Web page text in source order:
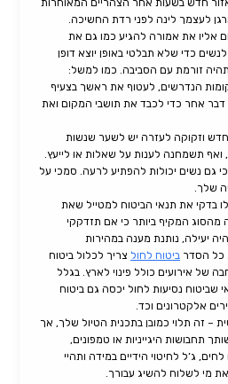
חדש בשעות אחר הצהריים המאוחרות
לעצמך לינה לפני רדת החשיכה.
אליו את אמורה להגיע כמו גם את
כדי שלא תבלטי באופן יוצא דופן
זורמת עם הסביבה. כמו למשל:
הנדרשים, לעטוף את ראשך בצעיף
דבר אחר כדי לכבד את תושבי המקום ואת
וזקוקה לעזרה יש לשער שנשות
ואף תשמחנה לענות על שאלות או לייעץ.
גם נשים יכולות להפתיע לרעה. סמכי על
שלך.
בדקי את תנאי הביטוח למטייל שאת
מהסוג המקיף ביותר כי אם תזדקקי
יעילה, נותנת מענה במהירות
כל הסדר ביטוח לחול צריך לכלול ביטוח
של אירועים כולל פינוי לארץ. בגלל
שביטוח נסיעות לחול יכסה גם ביטוח
אלקטרונים וכד.
– זה תלוי כמובן בתכנית הטיול שלך, אך
תחבושות היגייניות או טמפונים,
ג’ל לחיטוי הידיים במידה ותהיי
מי לשלוח להשיג עבורך.